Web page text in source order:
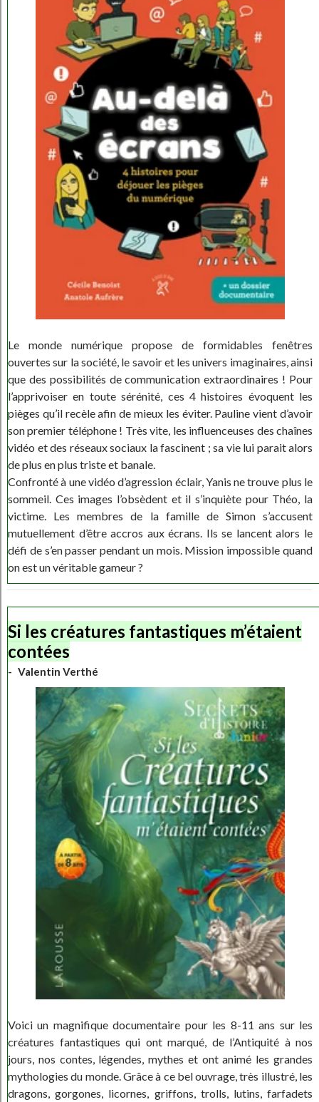
Le monde numérique propose de formidables fenêtres
ouvertes sur la société, le savoir et les univers imaginaires, ainsi
que des possibilités de communication extraordinaires ! Pour
l’apprivoiser en toute sérénité, ces 4 histoires évoquent les
pièges qu’il recèle afin de mieux les éviter. Pauline vient d’avoir
son premier téléphone ! Très vite, les influenceuses des chaînes
vidéo et des réseaux sociaux la fascinent ; sa vie lui parait alors
de plus en plus triste et banale.
Confronté à une vidéo d’agression éclair, Yanis ne trouve plus le
sommeil. Ces images l’obsèdent et il s’inquiète pour Théo, la
victime. Les membres de la famille de Simon s’accusent
mutuellement d’être accros aux écrans. Ils se lancent alors le
défi de s’en passer pendant un mois. Mission impossible quand
on est un véritable gameur ?
Si les créatures fantastiques m’étaient
contées
Valentin Verthé
Voici un magnifique documentaire pour les 8-11 ans sur les
créatures fantastiques qui ont marqué, de l’Antiquité à nos
jours, nos contes, légendes, mythes et ont animé les grandes
mythologies du monde. Grâce à ce bel ouvrage, très illustré, les
dragons, gorgones, licornes, griffons, trolls, lutins, farfadets